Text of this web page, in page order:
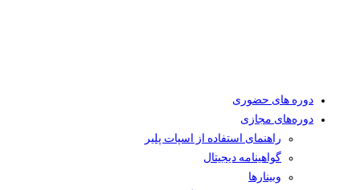
دوره های حضوری
دوره‌های مجازی
راهنمای استفاده از اسپات پلیر
گواهینامه دیجیتال
وبینار‌ها